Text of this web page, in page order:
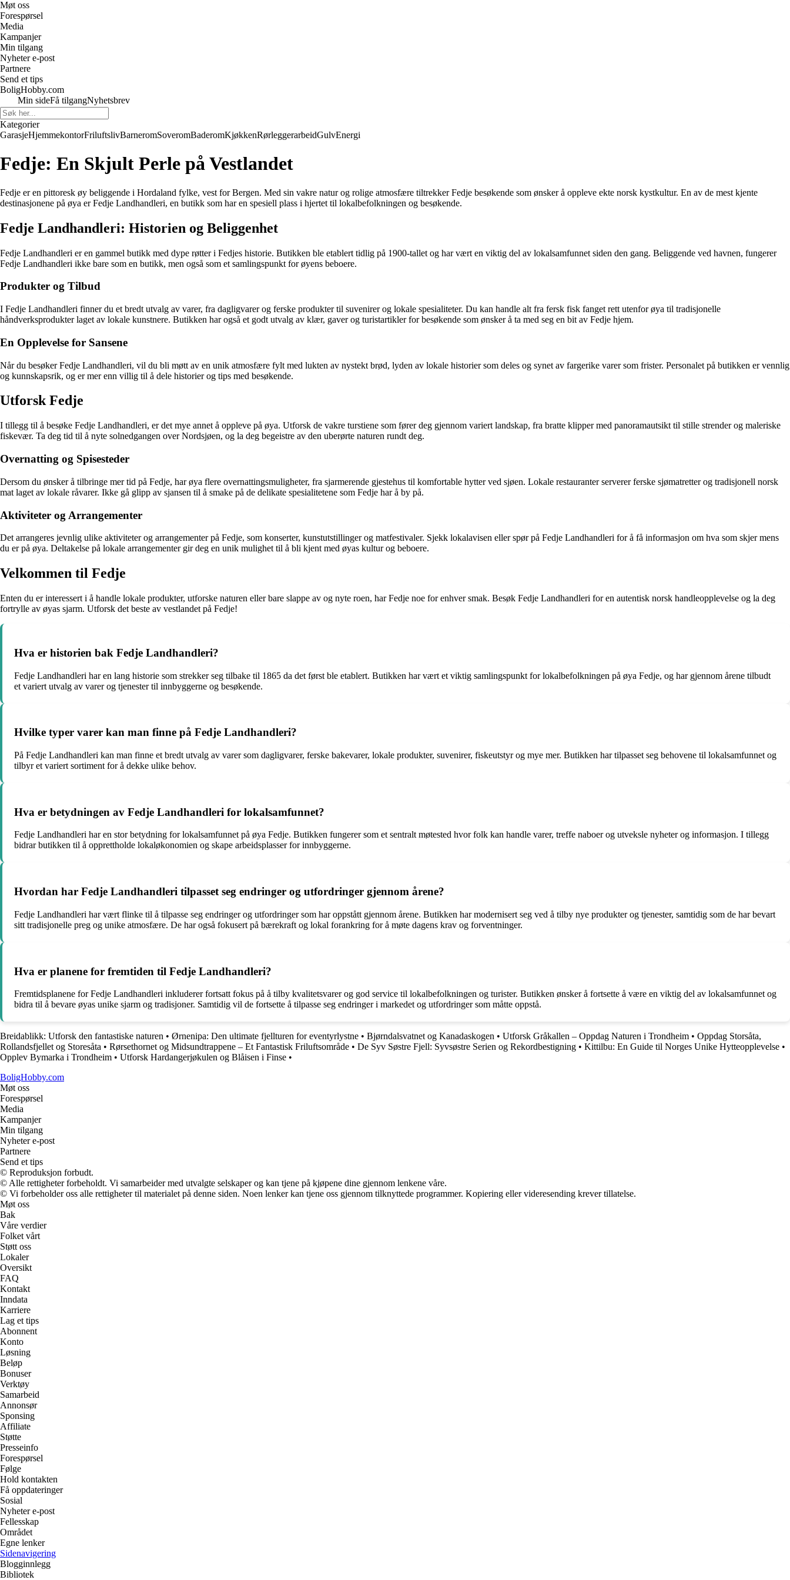
Møt oss
Forespørsel
Media
Kampanjer
Min tilgang
Nyheter e-post
Partnere
Send et tips
BoligHobby.com
Min sideFå tilgangNyhetsbrev
Kategorier
GarasjeHjemmekontorFriluftslivBarneromSoveromBaderomKjøkkenRørleggerarbeidGulvEnergi
Fedje: En Skjult Perle på Vestlandet
Fedje er en pittoresk øy beliggende i Hordaland fylke, vest for Bergen. Med sin vakre natur og rolige atmosfære tiltrekker Fedje besøkende som ønsker å oppleve ekte norsk kystkultur. En av de mest kjente
destinasjonene på øya er Fedje Landhandleri, en butikk som har en spesiell plass i hjertet til lokalbefolkningen og besøkende.
Fedje Landhandleri: Historien og Beliggenhet
Fedje Landhandleri er en gammel butikk med dype røtter i Fedjes historie. Butikken ble etablert tidlig på 1900-tallet og har vært en viktig del av lokalsamfunnet siden den gang. Beliggende ved havnen, fungerer
Fedje Landhandleri ikke bare som en butikk, men også som et samlingspunkt for øyens beboere.
Produkter og Tilbud
I Fedje Landhandleri finner du et bredt utvalg av varer, fra dagligvarer og ferske produkter til suvenirer og lokale spesialiteter. Du kan handle alt fra fersk fisk fanget rett utenfor øya til tradisjonelle
håndverksprodukter laget av lokale kunstnere. Butikken har også et godt utvalg av klær, gaver og turistartikler for besøkende som ønsker å ta med seg en bit av Fedje hjem.
En Opplevelse for Sansene
Når du besøker Fedje Landhandleri, vil du bli møtt av en unik atmosfære fylt med lukten av nystekt brød, lyden av lokale historier som deles og synet av fargerike varer som frister. Personalet på butikken er vennlig
og kunnskapsrik, og er mer enn villig til å dele historier og tips med besøkende.
Utforsk Fedje
I tillegg til å besøke Fedje Landhandleri, er det mye annet å oppleve på øya. Utforsk de vakre turstiene som fører deg gjennom variert landskap, fra bratte klipper med panoramautsikt til stille strender og maleriske
fiskevær. Ta deg tid til å nyte solnedgangen over Nordsjøen, og la deg begeistre av den uberørte naturen rundt deg.
Overnatting og Spisesteder
Dersom du ønsker å tilbringe mer tid på Fedje, har øya flere overnattingsmuligheter, fra sjarmerende gjestehus til komfortable hytter ved sjøen. Lokale restauranter serverer ferske sjømatretter og tradisjonell norsk
mat laget av lokale råvarer. Ikke gå glipp av sjansen til å smake på de delikate spesialitetene som Fedje har å by på.
Aktiviteter og Arrangementer
Det arrangeres jevnlig ulike aktiviteter og arrangementer på Fedje, som konserter, kunstutstillinger og matfestivaler. Sjekk lokalavisen eller spør på Fedje Landhandleri for å få informasjon om hva som skjer mens
du er på øya. Deltakelse på lokale arrangementer gir deg en unik mulighet til å bli kjent med øyas kultur og beboere.
Velkommen til Fedje
Enten du er interessert i å handle lokale produkter, utforske naturen eller bare slappe av og nyte roen, har Fedje noe for enhver smak. Besøk Fedje Landhandleri for en autentisk norsk handleopplevelse og la deg
fortrylle av øyas sjarm. Utforsk det beste av vestlandet på Fedje!
Hva er historien bak Fedje Landhandleri?
Fedje Landhandleri har en lang historie som strekker seg tilbake til 1865 da det først ble etablert. Butikken har vært et viktig samlingspunkt for lokalbefolkningen på øya Fedje, og har gjennom årene tilbudt
et variert utvalg av varer og tjenester til innbyggerne og besøkende.
Hvilke typer varer kan man finne på Fedje Landhandleri?
På Fedje Landhandleri kan man finne et bredt utvalg av varer som dagligvarer, ferske bakevarer, lokale produkter, suvenirer, fiskeutstyr og mye mer. Butikken har tilpasset seg behovene til lokalsamfunnet og
tilbyr et variert sortiment for å dekke ulike behov.
Hva er betydningen av Fedje Landhandleri for lokalsamfunnet?
Fedje Landhandleri har en stor betydning for lokalsamfunnet på øya Fedje. Butikken fungerer som et sentralt møtested hvor folk kan handle varer, treffe naboer og utveksle nyheter og informasjon. I tillegg
bidrar butikken til å opprettholde lokaløkonomien og skape arbeidsplasser for innbyggerne.
Hvordan har Fedje Landhandleri tilpasset seg endringer og utfordringer gjennom årene?
Fedje Landhandleri har vært flinke til å tilpasse seg endringer og utfordringer som har oppstått gjennom årene. Butikken har modernisert seg ved å tilby nye produkter og tjenester, samtidig som de har bevart
sitt tradisjonelle preg og unike atmosfære. De har også fokusert på bærekraft og lokal forankring for å møte dagens krav og forventninger.
Hva er planene for fremtiden til Fedje Landhandleri?
Fremtidsplanene for Fedje Landhandleri inkluderer fortsatt fokus på å tilby kvalitetsvarer og god service til lokalbefolkningen og turister. Butikken ønsker å fortsette å være en viktig del av lokalsamfunnet og
bidra til å bevare øyas unike sjarm og tradisjoner. Samtidig vil de fortsette å tilpasse seg endringer i markedet og utfordringer som måtte oppstå.
Breidablikk: Utforsk den fantastiske naturen • Ørnenipa: Den ultimate fjellturen for eventyrlystne • Bjørndalsvatnet og Kanadaskogen • Utforsk Gråkallen – Oppdag Naturen i Trondheim • Oppdag Storsåta,
Rollandsfjellet og Storesåta • Rørsethornet og Midsundtrappene – Et Fantastisk Friluftsområde • De Syv Søstre Fjell: Syvsøstre Serien og Rekordbestigning • Kittilbu: En Guide til Norges Unike Hytteopplevelse •
Opplev Bymarka i Trondheim • Utforsk Hardangerjøkulen og Blåisen i Finse •
BoligHobby.com
Møt oss
Forespørsel
Media
Kampanjer
Min tilgang
Nyheter e-post
Partnere
Send et tips
© Reproduksjon forbudt.
© Alle rettigheter forbeholdt. Vi samarbeider med utvalgte selskaper og kan tjene på kjøpene dine gjennom lenkene våre.
© Vi forbeholder oss alle rettigheter til materialet på denne siden. Noen lenker kan tjene oss gjennom tilknyttede programmer. Kopiering eller videresending krever tillatelse.
Møt oss
Bak
Våre verdier
Folket vårt
Støtt oss
Lokaler
Oversikt
FAQ
Kontakt
Inndata
Karriere
Lag et tips
Abonnent
Konto
Løsning
Beløp
Bonuser
Verktøy
Samarbeid
Annonsør
Sponsing
Affiliate
Støtte
Presseinfo
Forespørsel
Følge
Hold kontakten
Få oppdateringer
Sosial
Nyheter e-post
Fellesskap
Området
Egne lenker
Sidenavigering
Blogginnlegg
Bibliotek